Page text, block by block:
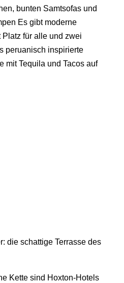
bunten Samtsofas und
Es gibt moderne
für alle und zwei
peruanisch inspirierte
mit Tequila und Tacos auf
die schattige Terrasse des
Kette sind Hoxton-Hotels